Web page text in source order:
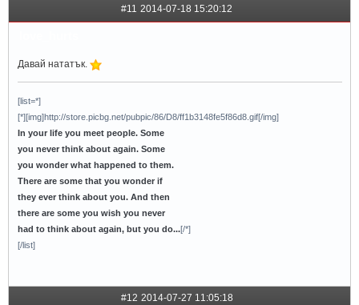
#11 2014-07-18 15:20:12
Давай нататък.
[list=*]
[*][img]http://store.picbg.net/pubpic/86/D8/ff1b3148fe5f86d8.gif[/img]
In your life you meet people. Some
you never think about again. Some
you wonder what happened to them.
There are some that you wonder if
they ever think about you. And then
there are some you wish you never
had to think about again, but you do...[/*]
[/list]
#12 2014-07-27 11:05:18